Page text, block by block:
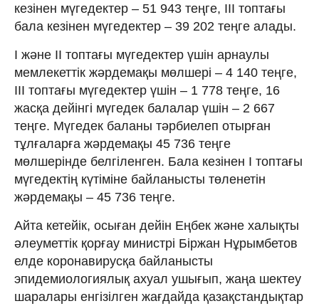
кезінен мүгедектер – 51 943 теңге, III топтағы
бала кезінен мүгедектер – 39 202 теңге алады.
I және II топтағы мүгедектер үшін арнаулы
мемлекеттік жәрдемақы мөлшері – 4 140 теңге,
III топтағы мүгедектер үшін – 1 778 теңге, 16
жасқа дейінгі мүгедек балалар үшін – 2 667
теңге. Мүгедек баланы тәрбиелеп отырған
тұлғаларға жәрдемақы 45 736 теңге
мөлшерінде белгіленген. Бала кезінен I топтағы
мүгедектің күтіміне байланысты төленетін
жәрдемақы – 45 736 теңге.
Айта кетейік, осыған дейін Еңбек және халықты
әлеуметтік қорғау министрі Біржан Нұрымбетов
елде коронавирусқа байланысты
эпидемиологиялық ахуал ушығып, жаңа шектеу
шаралары енгізілген жағдайда қазақстандықтар